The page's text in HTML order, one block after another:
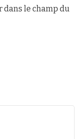
le champ du